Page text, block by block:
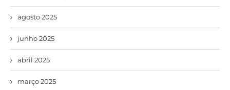
agosto 2025
junho 2025
abril 2025
março 2025